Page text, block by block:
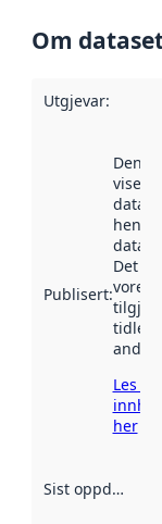
Om
Utgjevar:
Publisert:
Denne
viser
henta
Det
vore
andre
Les
her
Sist oppdatert